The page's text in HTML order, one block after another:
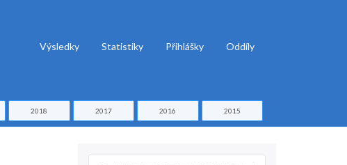
Výsledky Statistiky Přihlášky Oddíly
2018 2017 2016 2015